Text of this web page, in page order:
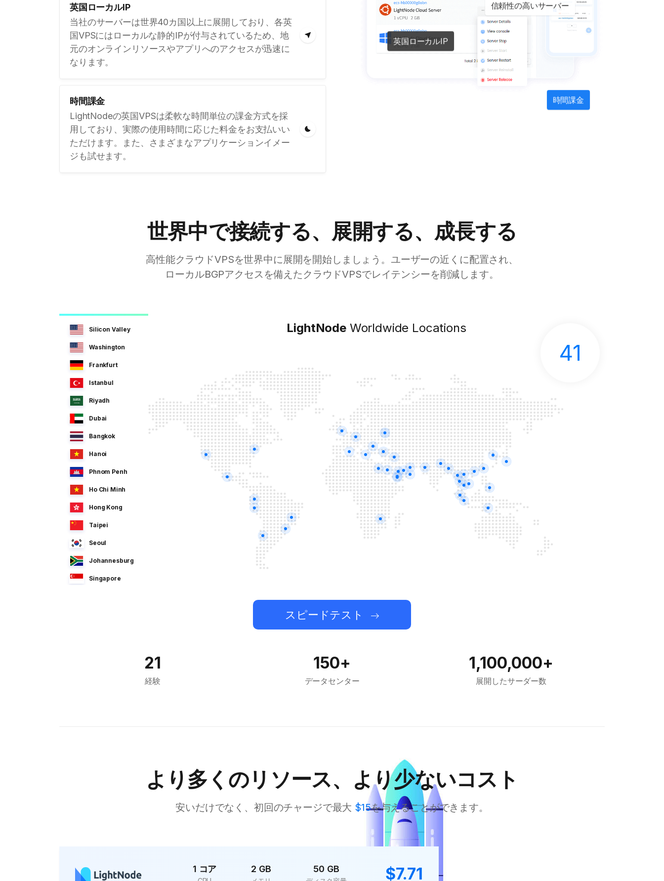
英国ローカルIP
当社のサーバーは世界40カ国以上に展開しており、各英
国VPSにはローカルな静的IPが付与されているため、地
元のオンラインリソースやアプリへのアクセスが迅速に
なります。
時間課金
LightNodeの英国VPSは柔軟な時間単位の課金方式を採
用しており、実際の使用時間に応じた料金をお支払いい
ただけます。また、さまざまなアプリケーションイメー
ジも試せます。
信頼性の高いサーバー
英国ローカルIP
時間課金
世界中で接続する、展開する、成長する
高性能クラウドVPSを世界中に展開を開始しましょう。ユーザーの近くに配置され、
ローカルBGPアクセスを備えたクラウドVPSでレイテンシーを削減します。
Silicon Valley
Washington
Frankfurt
Istanbul
Riyadh
Dubai
Bangkok
Hanoi
Phnom Penh
Ho Chi Minh
Hong Kong
Taipei
Seoul
Johannesburg
Singapore
LightNode Worldwide Locations
41
スピードテスト
21
経験
150+
データセンター
1,100,000+
展開したサーダー数
より多くのリソース、より少ないコスト
安いだけでなく、初回のチャージで最大 $15を与えることができます。
1 コア 2 GB 50 GB $7.71